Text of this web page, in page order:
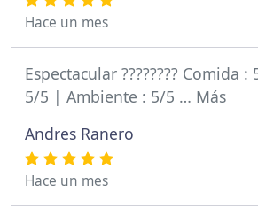
Hace un mes
Espectacular ???????? Comida
5/5 | Ambiente : 5/5 … Más
Andres Ranero
Hace un mes